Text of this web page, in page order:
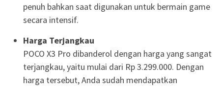
penuh bahkan saat digunakan untuk bermain game
secara intensif.
Harga Terjangkau
POCO X3 Pro dibanderol dengan harga yang sangat
terjangkau, yaitu mulai dari Rp 3.299.000. Dengan
harga tersebut, Anda sudah mendapatkan